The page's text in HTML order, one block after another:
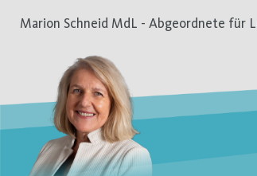
Inhalt
Marion Schneid MdL - Abgeordnete für